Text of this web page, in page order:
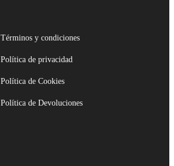
Términos y condiciones
Política de privacidad
Política de Cookies
Política de Devoluciones